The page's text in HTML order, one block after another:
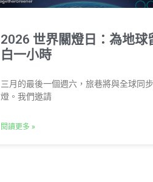
2026 世界關燈日：為地球
白一小時
三月的最後一個週六，旅巷將與全球同
燈。我們邀請
閱讀更多 »